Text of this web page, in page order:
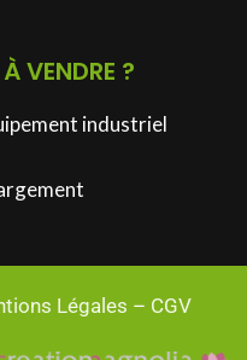
VENDRE ?
industriel
Légales – CGV